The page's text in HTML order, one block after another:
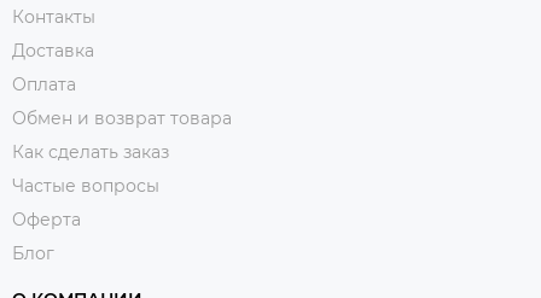
Контакты
Доставка
Оплата
Обмен и возврат товара
Как сделать заказ
Частые вопросы
Оферта
Блог